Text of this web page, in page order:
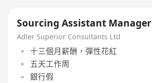
Sourcing Assistant Manager
Adler Superior Consultants Ltd
十三個月薪酬，彈性花紅
五天工作周
銀行假